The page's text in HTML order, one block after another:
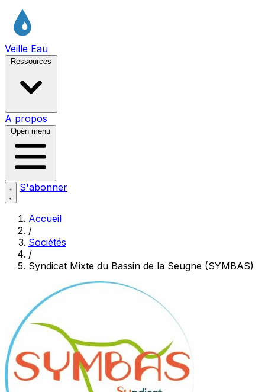
Veille Eau
Ressources
A propos
Open menu
S'abonner
Accueil
/
Sociétés
/
Syndicat Mixte du Bassin de la Seugne (SYMBAS)